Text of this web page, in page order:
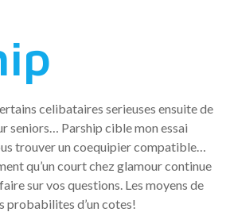
celibataires serieuses ensuite de
seniors… Parship cible mon essai
trouver un coequipier compatible…
qu’un court chez glamour continue
sur vos questions. Les moyens de
probabilites d’un cotes!